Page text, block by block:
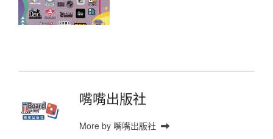
嘴嘴出版社
More by 嘴嘴出版社